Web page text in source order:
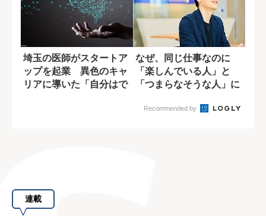
埼玉の医師がスタートア
ップを起業 異色のキャ
リアに導いた「自分はで
なぜ、同じ仕事なのに
「楽しんでいる人」と
「つまらなそうな人」に
Recommended by
連載